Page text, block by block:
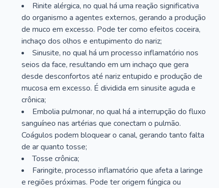
Rinite alérgica, no qual há uma reação significativa
do organismo a agentes externos, gerando a produção
de muco em excesso. Pode ter como efeitos coceira,
inchaço dos olhos e entupimento do nariz;
Sinusite, no qual há um processo inflamatório nos
seios da face, resultando em um inchaço que gera
desde desconfortos até nariz entupido e produção de
mucosa em excesso. É dividida em sinusite aguda e
crônica;
Embolia pulmonar, no qual há a interrupção do fluxo
sanguíneo nas artérias que conectam o pulmão.
Coágulos podem bloquear o canal, gerando tanto falta
de ar quanto tosse;
Tosse crônica;
Faringite, processo inflamatório que afeta a laringe
e regiões próximas. Pode ter origem fúngica ou